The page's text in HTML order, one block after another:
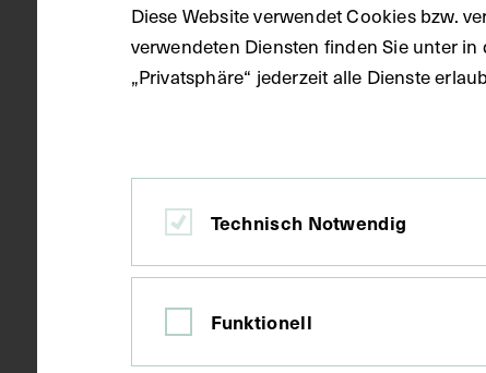
Datierung circa 1950 -
Diese Website verwendet Cookies bzw.
verwendeten Diensten finden Sie unter
„Privatsphäre“ jederzeit alle Dienste
Technisch Notwendig
Funktionell